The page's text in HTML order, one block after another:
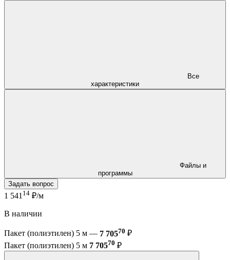
характеристики
программы
Задать вопрос
1 541 14 ₽/м
В наличии
Пакет (полиэтилен) 5 м — 7 70570 ₽
Пакет (полиэтилен) 5 м 7 70570 ₽